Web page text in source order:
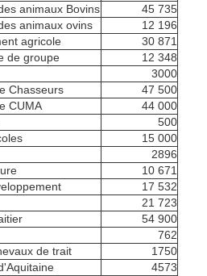
animaux Bovins
45 735
animaux ovins
12 196
agricole
30 871
de groupe
12 348
3000
Chasseurs
47 500
CUMA
44 000
500
15 000
2896
10 671
17 532
21 723
54 900
762
de trait
1750
4573